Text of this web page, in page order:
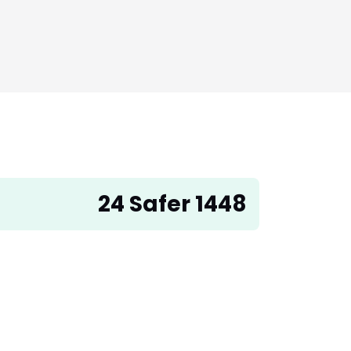
24 Safer 1448